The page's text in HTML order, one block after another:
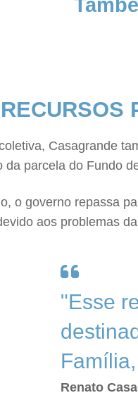
Casagrande
da parcela do Fundo
o governo repassa
aos problemas
"Esse
Renato